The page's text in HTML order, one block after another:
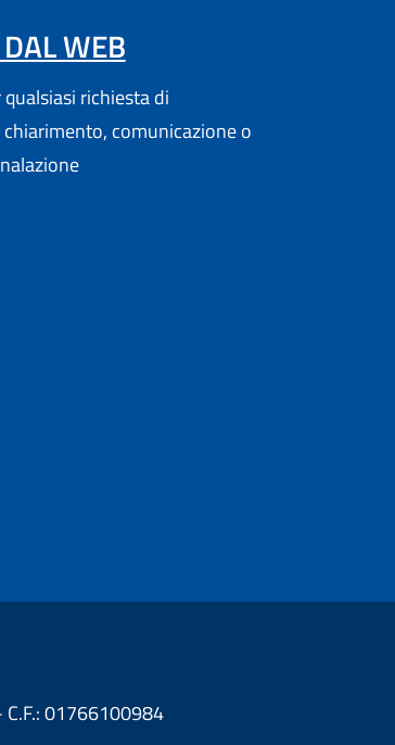
WEB
richiesta di
comunicazione o
01766100984